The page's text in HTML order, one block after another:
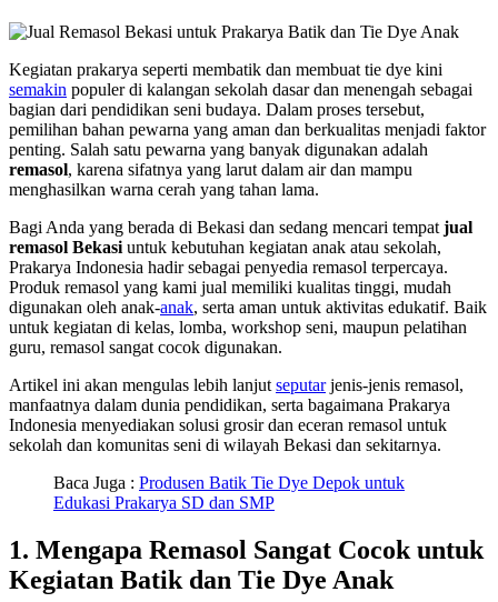
Kegiatan prakarya seperti membatik dan membuat tie dye kini
semakin populer di kalangan sekolah dasar dan menengah sebagai
bagian dari pendidikan seni budaya. Dalam proses tersebut,
pemilihan bahan pewarna yang aman dan berkualitas menjadi faktor
penting. Salah satu pewarna yang banyak digunakan adalah
remasol, karena sifatnya yang larut dalam air dan mampu
menghasilkan warna cerah yang tahan lama.
Bagi Anda yang berada di Bekasi dan sedang mencari tempat jual
remasol Bekasi untuk kebutuhan kegiatan anak atau sekolah,
Prakarya Indonesia hadir sebagai penyedia remasol terpercaya.
Produk remasol yang kami jual memiliki kualitas tinggi, mudah
digunakan oleh anak-anak, serta aman untuk aktivitas edukatif. Baik
untuk kegiatan di kelas, lomba, workshop seni, maupun pelatihan
guru, remasol sangat cocok digunakan.
Artikel ini akan mengulas lebih lanjut seputarjenis-jenis remasol,
manfaatnya dalam dunia pendidikan, serta bagaimana Prakarya
Indonesia menyediakan solusi grosir dan eceran remasol untuk
sekolah dan komunitas seni di wilayah Bekasi dan sekitarnya.
Baca Juga : Produsen Batik Tie Dye Depok untuk
Edukasi Prakarya SD dan SMP
1. Mengapa Remasol Sangat Cocok untuk
Kegiatan Batik dan Tie Dye Anak